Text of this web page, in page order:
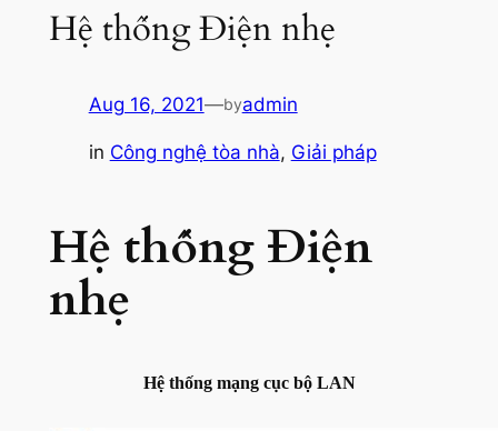
Hệ thống Điện nhẹ
Aug 16, 2021—byadmin
in Công nghệ tòa nhà, Giải pháp
Hệ thống Điện
nhẹ
Hệ thống mạng cục bộ LAN